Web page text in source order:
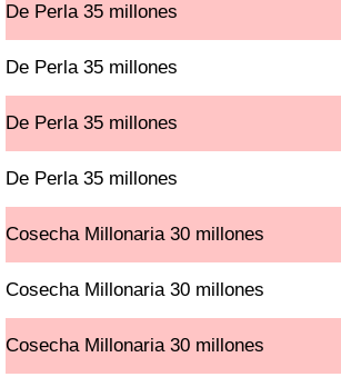
De Perla 35 millones
De Perla 35 millones
De Perla 35 millones
De Perla 35 millones
Cosecha Millonaria 30 millones
Cosecha Millonaria 30 millones
Cosecha Millonaria 30 millones